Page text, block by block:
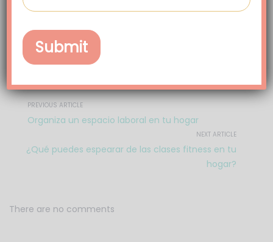
FITVERZ TEAM
PREVIOUS ARTICLE
Organiza un espacio laboral en tu hogar
NEXT ARTICLE
¿Qué puedes espearar de las clases fitness en tu
hogar?
There are no comments